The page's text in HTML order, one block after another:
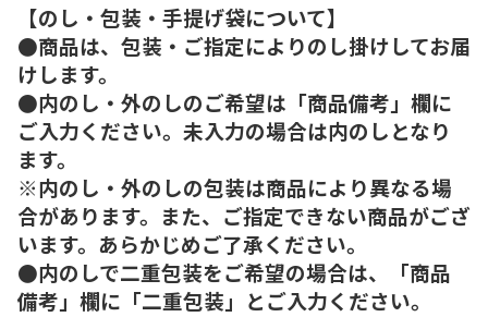
【のし・包装・手提げ袋について】
●商品は、包装・ご指定によりのし掛けしてお届
けします。
●内のし・外のしのご希望は「商品備考」欄に
ご入力ください。未入力の場合は内のしとなり
ます。
※内のし・外のしの包装は商品により異なる場
合があります。また、ご指定できない商品がござ
います。あらかじめご了承ください。
●内のしで二重包装をご希望の場合は、「商品
備考」欄に「二重包装」とご入力ください。